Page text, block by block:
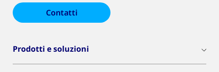
Contatti
Prodotti e soluzioni